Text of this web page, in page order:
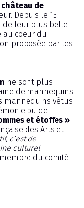
château de
Depuis le 15
de leur plus belle
coeur du
proposée par les
ne sont plus
de mannequins
mannequins vêtus
ou de
et étoffes »
des Arts et
c’est de
culturel
du comité